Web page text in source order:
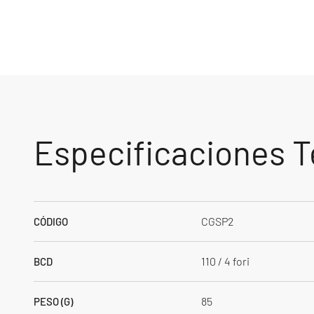
Especificaciones
CÓDIGO CGSP2
BCD 110 / 4 fori
PESO (G) 85